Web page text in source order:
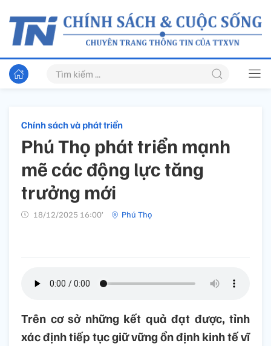
Chính sách và phát triển
Phú Thọ phát triển mạnh
mẽ các động lực tăng
trưởng mới
18/12/2025 16:00’ Phú Thọ
Trên cơ sở những kết quả đạt được, tỉnh
xác định tiếp tục giữ vững ổn định kinh tế vĩ